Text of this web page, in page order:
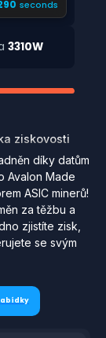
seconds
3310W
ziskovosti
díky datům
Avalon Made
ASIC minerů!
za těžbu a
zjistíte zisk,
se svým